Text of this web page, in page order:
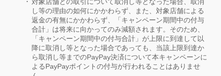
対象店舗との取引について取消し等となった場合、取消
し等の理由の如何にかかわらず、また、対象店舗による
返金の有無にかかわらず、「キャンペーン期間中の付与
合計」は将来に向かってのみ減額されます。そのため、
「キャンペーン期間中の付与合計」が上限に到達して以
降に取消し等となった場合であっても、当該上限到達か
ら取消し等までのPayPay決済について本キャンペーンに
よるPayPayポイントの付与が行われることはありませ